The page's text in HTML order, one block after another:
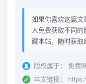
如果你喜欢这篇
人免费获取不同
藏本站，随时获取
版权属于：
免费
本文链接：